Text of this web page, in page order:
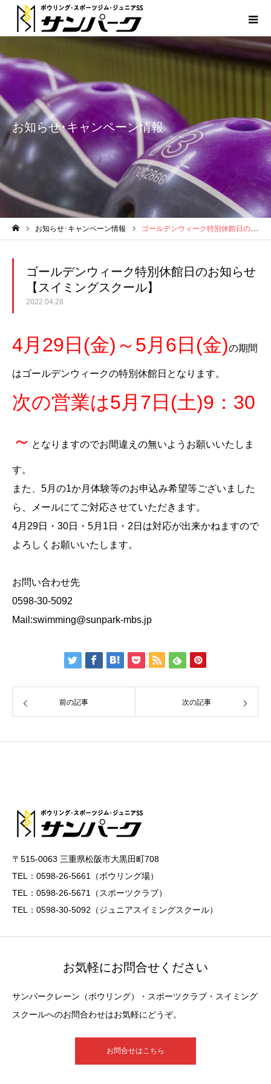
お知らせ･キャンペーン情報
お知らせ･キャンペーン情報 ゴールデンウィーク特別休館日のお知らせ【スイミングスクール】
ゴールデンウィーク特別休館日のお知らせ
【スイミングスクール】
2022.04.28
4月29日(金)～5月6日(金)の期間
はゴールデンウィークの特別休館日となります。
次の営業は5月7日(土)9：30
～ となりますのでお間違えの無いようお願いいたしま
す。
また、5月の1か月体験等のお申込み希望等ございました
ら、メールにてご対応させていただきます。
4月29日・30日・5月1日・2日は対応が出来かねますので
よろしくお願いいたします。
お問い合わせ先
0598-30-5092
Mail:swimming@sunpark-mbs.jp
前の記事 次の記事
〒515-0063 三重県松阪市大黒田町708
TEL：0598-26-5661（ボウリング場）
TEL：0598-26-5671（スポーツクラブ）
TEL：0598-30-5092（ジュニアスイミングスクール）
お気軽にお問合せください
サンパークレーン（ボウリング）・スポーツクラブ・スイミング
スクールへのお問合わせはお気軽にどうぞ。
お問合せはこちら